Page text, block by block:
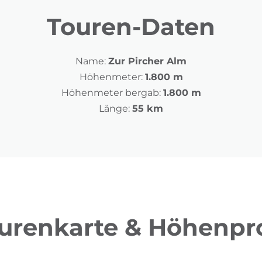
Touren-Daten
Name: Zur Pircher Alm
Höhenmeter: 1.800 m
Höhenmeter bergab: 1.800 m
Länge: 55 km
&